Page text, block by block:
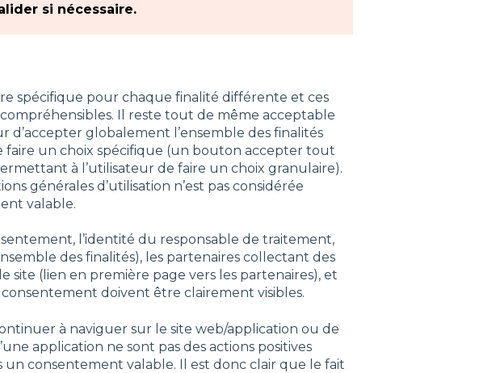
si nécessaire.
spécifique pour chaque finalité différente et ces
Il reste tout de même acceptable
d’accepter globalement l’ensemble des finalités
faire un choix spécifique (un bouton accepter tout
à l’utilisateur de faire un choix granulaire).
générales d’utilisation n’est pas considérée
valable.
l’identité du responsable de traitement,
des finalités), les partenaires collectant des
site (lien en première page vers les partenaires), et
doivent être clairement visibles.
à naviguer sur le site web/application ou de
application ne sont pas des actions positives
consentement valable. Il est donc clair que le fait